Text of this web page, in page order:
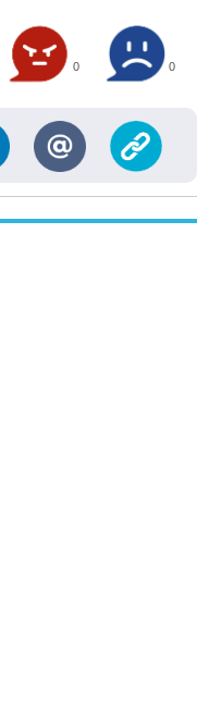
0 0